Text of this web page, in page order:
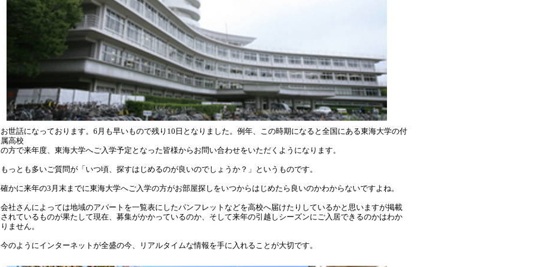
お世話になっております。6月も早いもので残り10日となりました。例年、この時期になると全国にある東海大学の付
属高校
の方で来年度、東海大学へご入学予定となった皆様からお問い合わせをいただくようになります。
もっとも多いご質問が「いつ頃、探すはじめるのが良いのでしょうか？」というものです。
確かに来年の3月末までに東海大学へご入学の方がお部屋探しをいつからはじめたら良いのかわからないですよね。
会社さんによっては地域のアパートを一覧表にしたパンフレットなどを高校へ届けたりしているかと思いますが掲載
されているものが果たして現在、募集がかかっているのか、そして来年の引越しシーズンにご入居できるのかはわか
りません。
今のようにインターネットが全盛の今、リアルタイムな情報を手に入れることが大切です。